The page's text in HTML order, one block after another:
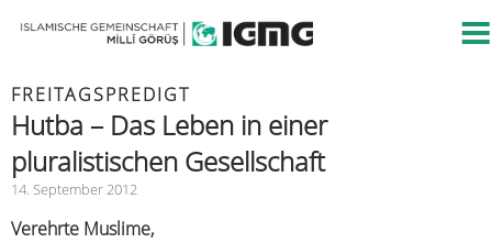
FREITAGSPREDIGT
Hutba – Das Leben in einer
pluralistischen Gesellschaft
14. September 2012
Verehrte Muslime,